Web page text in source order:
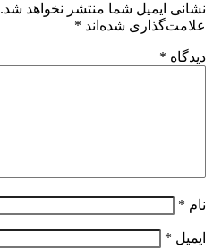
نشانی ایمیل شما منتشر نخواهد شد.
علامت‌گذاری شده‌اند *
دیدگاه *
نام *
ایمیل *